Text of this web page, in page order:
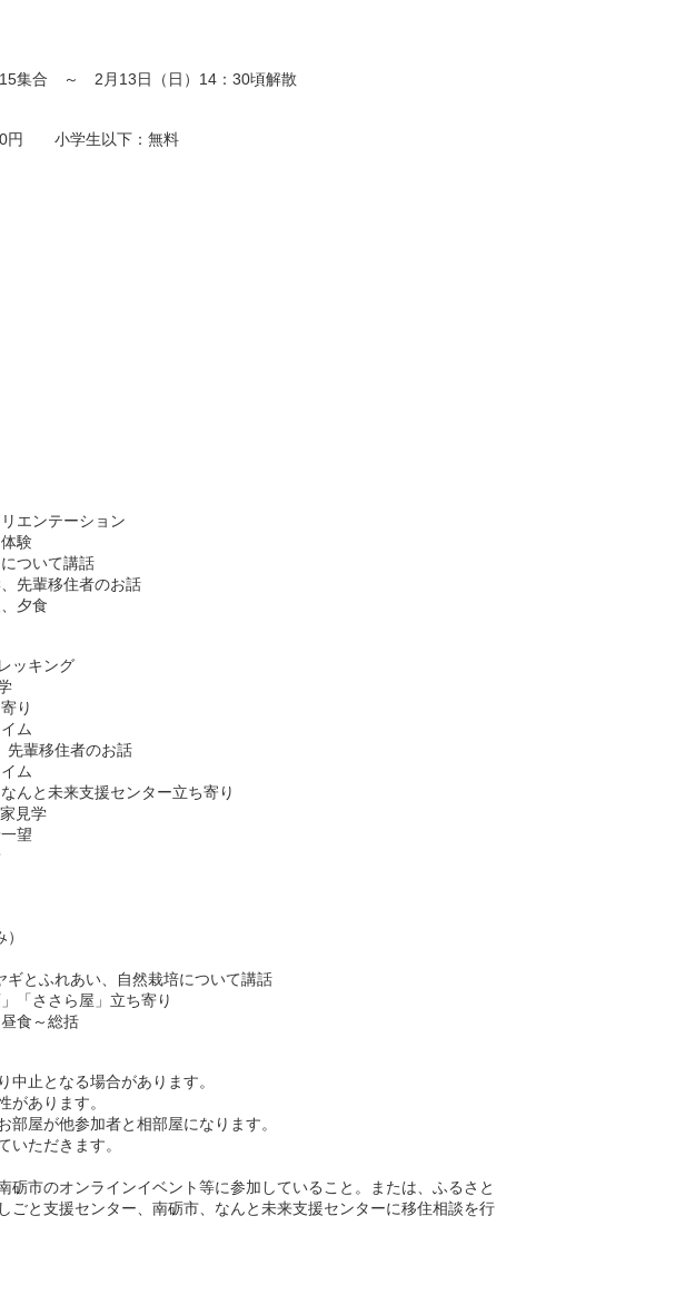
集合 ～ 2月13日（日）14：30頃解散
円 小学生以下：無料
エンテーション
験
ついて講話
先輩移住者のお話
夕食
ッキング
り
ム
輩移住者のお話
ム
んと未来支援センター立ち寄り
見学
望
とふれあい、自然栽培について講話
「ささら屋」立ち寄り
食～総括
中止となる場合があります。
があります。
部屋が他参加者と相部屋になります。
いただきます。
砺市のオンラインイベント等に参加していること。または、ふるさと
ごと支援センター、南砺市、なんと未来支援センターに移住相談を行